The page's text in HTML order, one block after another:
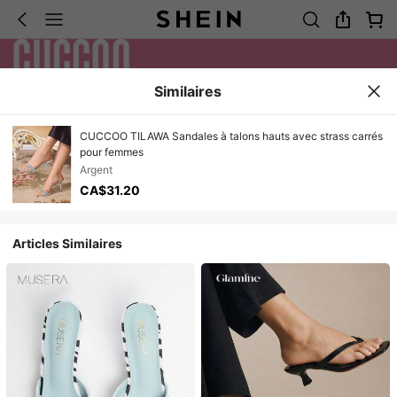
Similaires
CUCCOO TILAWA Sandales à talons hauts avec strass carrés
pour femmes
Argent
CA$31.20
Articles Similaires